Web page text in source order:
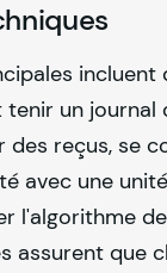
incluent
un journal
des reçus, se
avec une
l'algorithme
assurent que